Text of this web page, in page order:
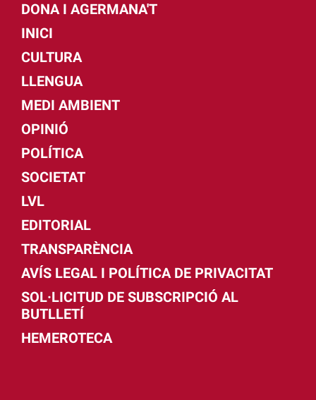
DONA I AGERMANA'T
INICI
CULTURA
LLENGUA
MEDI AMBIENT
OPINIÓ
POLÍTICA
SOCIETAT
LVL
EDITORIAL
TRANSPARÈNCIA
AVÍS LEGAL I POLÍTICA DE PRIVACITAT
SOL·LICITUD DE SUBSCRIPCIÓ AL
BUTLLETÍ
HEMEROTECA